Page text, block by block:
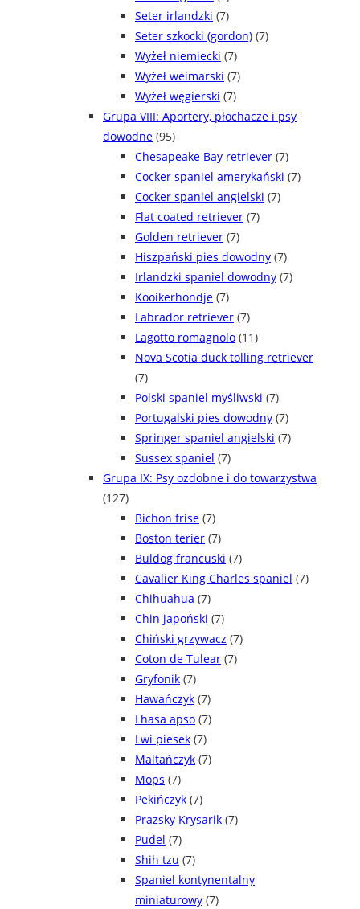
Seter irlandzki (7)
Seter szkocki (gordon) (7)
Wyżeł niemiecki (7)
Wyżeł weimarski (7)
Wyżeł węgierski (7)
Grupa VIII: Aportery, płochacze i psy
dowodne (95)
Chesapeake Bay retriever (7)
Cocker spaniel amerykański (7)
Cocker spaniel angielski (7)
Flat coated retriever (7)
Golden retriever (7)
Hiszpański pies dowodny (7)
Irlandzki spaniel dowodny (7)
Kooikerhondje (7)
Labrador retriever (7)
Lagotto romagnolo (11)
Nova Scotia duck tolling retriever
(7)
Polski spaniel myśliwski (7)
Portugalski pies dowodny (7)
Springer spaniel angielski (7)
Sussex spaniel (7)
Grupa IX: Psy ozdobne i do towarzystwa
(127)
Bichon frise (7)
Boston terier (7)
Buldog francuski (7)
Cavalier King Charles spaniel (7)
Chihuahua (7)
Chin japoński (7)
Chiński grzywacz (7)
Coton de Tulear (7)
Gryfonik (7)
Hawańczyk (7)
Lhasa apso (7)
Lwi piesek (7)
Maltańczyk (7)
Mops (7)
Pekińczyk (7)
Prazsky Krysarik (7)
Pudel (7)
Shih tzu (7)
Spaniel kontynentalny
miniaturowy (7)